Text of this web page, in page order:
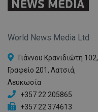
World News Media Ltd
Γιάννου Κρανιδιώτη 102,
Γραφείο 201, Λατσιά,
Λευκωσία
+357 22 205865
+357 22 374613